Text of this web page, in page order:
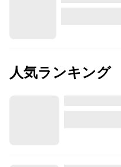
人気ランキング